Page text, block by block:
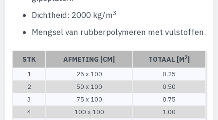
Dichtheid: 2000 kg/m3
Mengsel van rubberpolymeren met vulstoffen.
STK AFMETING [CM] TOTAAL [M2]
1 25 x 100
0.25
2
50 x 100
0.50
3
75 x 100
0.75
4
100 x 100
1.00